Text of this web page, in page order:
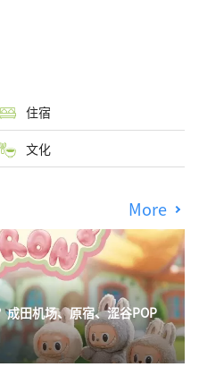
住宿
文化
More
田机场、原宿、涩谷POP